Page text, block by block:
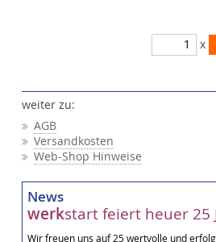
x
weiter zu:
AGB
Versandkosten
Web-Shop Hinweise
News
werkstart feiert heuer 25
Wir freuen uns auf 25 wertvolle und